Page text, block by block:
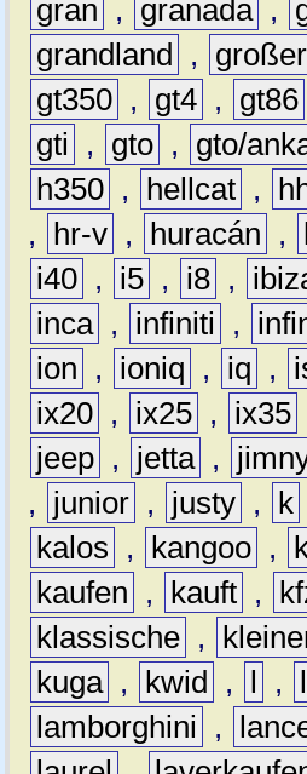
gran
, granada ,
grandland
, großer
gt350 , gt4 , gt86
gti
, gto , gto/
h350 , hellcat ,
,
hr-v , huracán ,
i40 , i5 , i8 ,
inca , infiniti ,
ion
, ioniq , iq ,
ix20 , ix25 , ix35
jeep , jetta ,
,
junior , justy , k
kalos
, kangoo ,
kaufen
, kauft ,
klassische ,
kuga , kwid , l ,
lamborghini
,